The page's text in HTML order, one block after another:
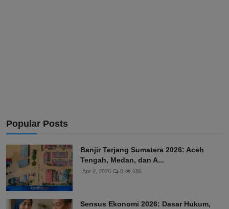
Popular Posts
Banjir Terjang Sumatera 2026: Aceh
Tengah, Medan, dan A...
Apr 2, 2026 0 186
Sensus Ekonomi 2026: Dasar Hukum,